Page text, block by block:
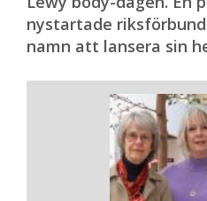
nystartade
namn att lansera sin